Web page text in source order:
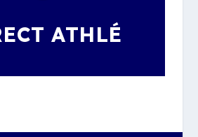
ATHLÉ